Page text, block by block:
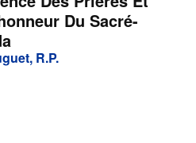
Du Sacré-
R.P.